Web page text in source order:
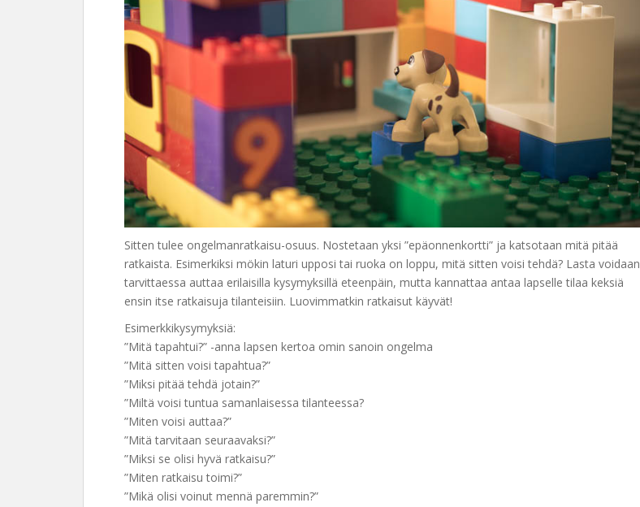
Sitten tulee ongelmanratkaisu-osuus. Nostetaan yksi ”epäonnenkortti” ja katsotaan mitä pitää
ratkaista. Esimerkiksi mökin laturi upposi tai ruoka on loppu, mitä sitten voisi tehdä? Lasta voidaan
tarvittaessa auttaa erilaisilla kysymyksillä eteenpäin, mutta kannattaa antaa lapselle tilaa keksiä
ensin itse ratkaisuja tilanteisiin. Luovimmatkin ratkaisut käyvät!
Esimerkkikysymyksiä:
”Mitä tapahtui?” -anna lapsen kertoa omin sanoin ongelma
”Mitä sitten voisi tapahtua?”
”Miksi pitää tehdä jotain?”
”Miltä voisi tuntua samanlaisessa tilanteessa?
”Miten voisi auttaa?”
”Mitä tarvitaan seuraavaksi?”
”Miksi se olisi hyvä ratkaisu?”
”Miten ratkaisu toimi?”
”Mikä olisi voinut mennä paremmin?”